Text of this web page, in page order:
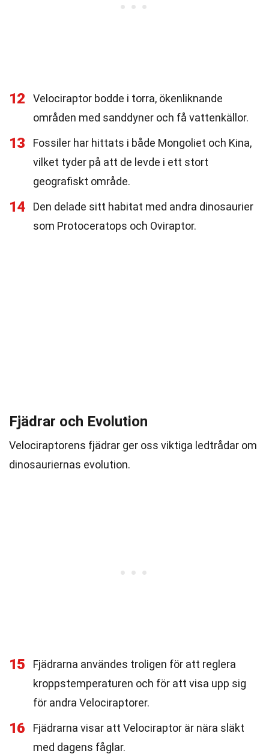
12
Velociraptor bodde i torra, ökenliknande
områden med sanddyner och få vattenkällor.
13
Fossiler har hittats i både Mongoliet och Kina,
vilket tyder på att de levde i ett stort
geografiskt område.
14
Den delade sitt habitat med andra dinosaurier
som Protoceratops och Oviraptor.
Fjädrar och Evolution
Velociraptorens fjädrar ger oss viktiga ledtrådar om
dinosauriernas evolution.
15
Fjädrarna användes troligen för att reglera
kroppstemperaturen och för att visa upp sig
för andra Velociraptorer.
16
Fjädrarna visar att Velociraptor är nära släkt
med dagens fåglar.